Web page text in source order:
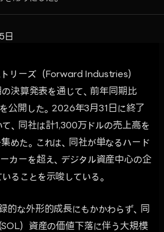
日
トリーズ（Forward Industries）
決算発表を通じて、前年同期比
公開した。2026年3月31日に終了
、同社は計1,300万ドルの売上高を
めた。これは、同社が単なるハード
カーを超え、デジタル資産中心の企
ることを示唆している。
的な外形的成長にもかかわらず、同
）資産の価値下落に伴う大規模